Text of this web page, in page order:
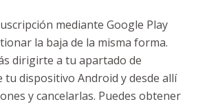
mediante Google Play
la baja de la misma forma.
dirigirte a tu apartado de
tu dispositivo Android y desde allí
y cancelarlas. Puedes obtener